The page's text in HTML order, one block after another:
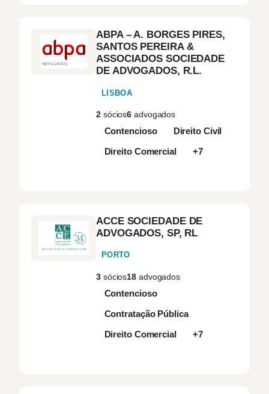
ABPA – A. BORGES PIRES,
SANTOS PEREIRA &
ASSOCIADOS SOCIEDADE
DE ADVOGADOS, R.L.
LISBOA
2sócios6 advogados
Contencioso
Direito Civil
Direito Comercial
+7
ACCE SOCIEDADE DE
ADVOGADOS, SP, RL
PORTO
3sócios18 advogados
Contencioso
Contratação Pública
Direito Comercial
+7